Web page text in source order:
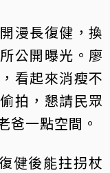
漫長復健，換
公開曝光。廖
看起來消瘦不
拍，懇請民眾
爸一點空間。
健後能拄拐杖